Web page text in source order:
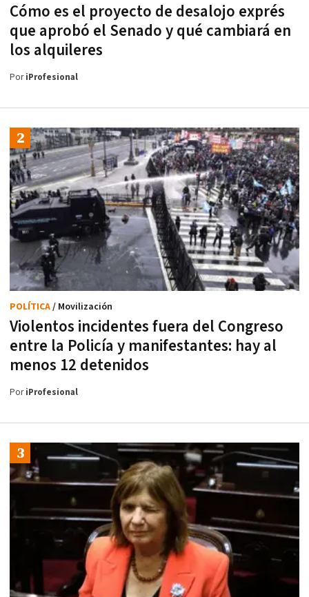
Cómo es el proyecto de desalojo exprés
que aprobó el Senado y qué cambiará en
los alquileres
PoriProfesional
Violentos incidentes fuera del Congreso
entre la Policía y manifestantes: hay al
menos 12 detenidos
POLÍTICA/ Movilización
PoriProfesional